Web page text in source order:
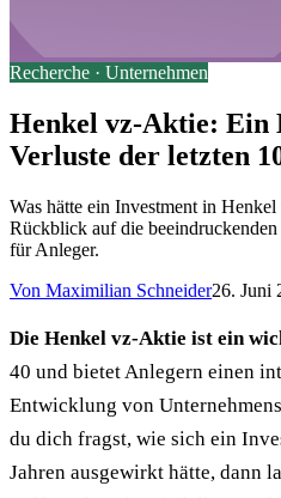
Recherche · Unternehmen
Henkel vz-Aktie: Ein
Verluste der letzten
Was hätte ein Investment in
Rückblick auf die
für Anleger.
Von Maximilian Schneider26. Juni
Die Henkel vz-Aktie ist ein
40 und bietet Anlegern einen
Entwicklung von
du dich fragst, wie sich ein
Jahren ausgewirkt hätte, dann